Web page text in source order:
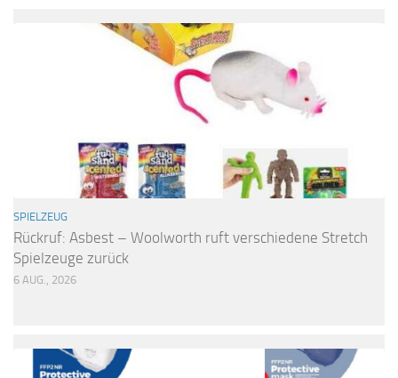
SPIELZEUG
Rückruf: Asbest – Woolworth ruft verschiedene Stretch
Spielzeuge zurück
6 AUG., 2026